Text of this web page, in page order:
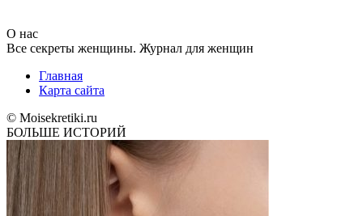
О нас
Все секреты женщины. Журнал для женщин
Главная
Карта сайта
© Moisekretiki.ru
БОЛЬШЕ ИСТОРИЙ